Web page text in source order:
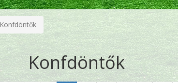
Konfdöntők
Konfdöntők